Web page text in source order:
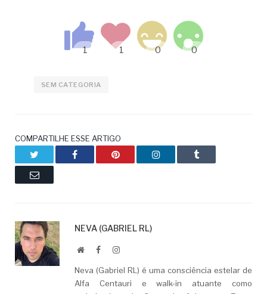
SEM CATEGORIA
COMPARTILHE ESSE ARTIGO
Facebook Pinterest LinkedIn Tumblr
Email
NEVA (GABRIEL RL)
WebsiteFacebookLinkedIn
Neva (Gabriel RL) é uma consciência estelar de
Alfa Centauri e walk-in atuante como